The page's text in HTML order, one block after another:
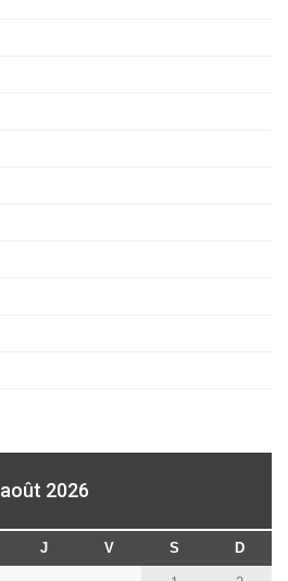
août 2026
J V S D